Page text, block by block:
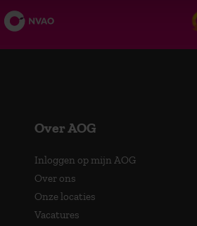
Over AOG
Inloggen op mijn AOG
Over ons
Onze locaties
Vacatures